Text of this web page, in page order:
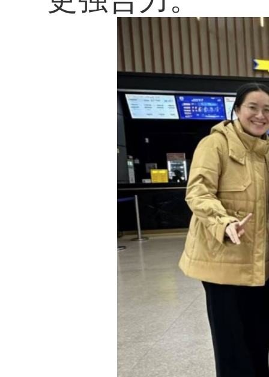
师生绿茵对决 共贺
我校参加省教育厅直
Copyright 2017 All Rights Reserved
地址：福建省福州市上